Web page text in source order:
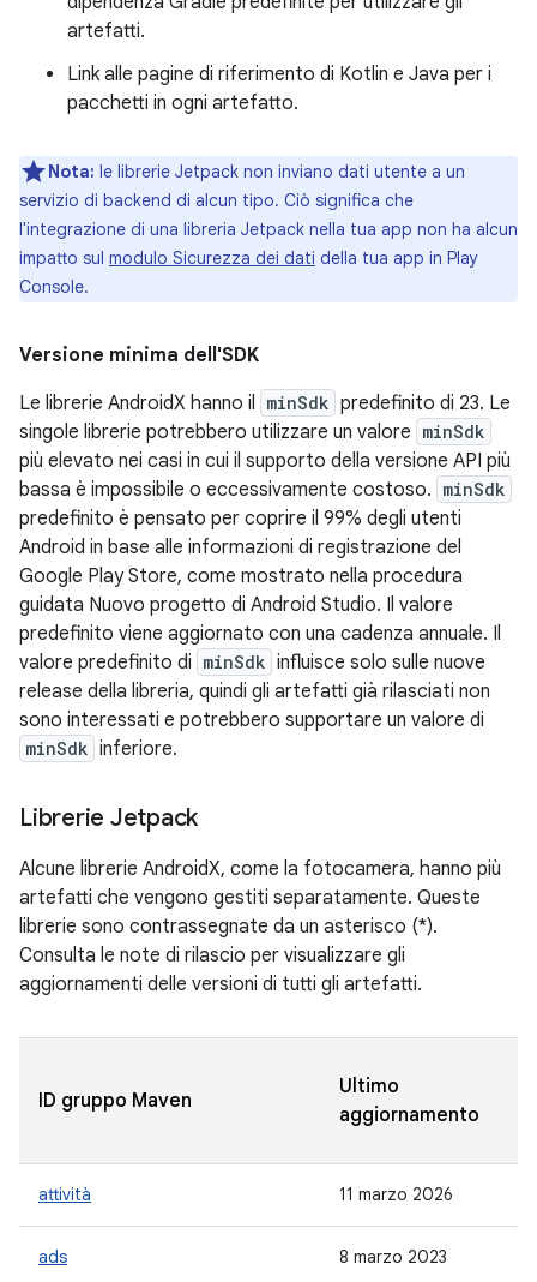
artefatti.
Link alle pagine di riferimento di Kotlin e Java per i
pacchetti in ogni artefatto.
Nota: le librerie Jetpack non inviano dati utente a un
servizio di backend di alcun tipo. Ciò significa che
l'integrazione di una libreria Jetpack nella tua app non ha alcun
impatto sul modulo Sicurezza dei dati della tua app in Play
Console.
Versione minima dell'SDK
Le librerie AndroidX hanno il minSdk predefinito di 23. Le
singole librerie potrebbero utilizzare un valore minSdk
più elevato nei casi in cui il supporto della versione API più
bassa è impossibile o eccessivamente costoso. minSdk
predefinito è pensato per coprire il 99% degli utenti
Android in base alle informazioni di registrazione del
Google Play Store, come mostrato nella procedura
guidata Nuovo progetto di Android Studio. Il valore
predefinito viene aggiornato con una cadenza annuale. Il
valore predefinito di minSdk influisce solo sulle nuove
release della libreria, quindi gli artefatti già rilasciati non
sono interessati e potrebbero supportare un valore di
minSdk inferiore.
Librerie Jetpack
Alcune librerie AndroidX, come la fotocamera, hanno più
artefatti che vengono gestiti separatamente. Queste
librerie sono contrassegnate da un asterisco (*).
Consulta le note di rilascio per visualizzare gli
aggiornamenti delle versioni di tutti gli artefatti.
ID gruppo Maven
Ultimo
aggiornamento
attività 11 marzo 2026
ads 8 marzo 2023